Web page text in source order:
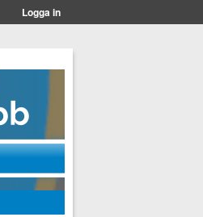
Logga in